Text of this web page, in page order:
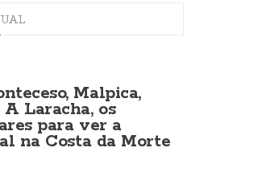
Malpica,
Laracha, os
para ver a
na Costa da Morte